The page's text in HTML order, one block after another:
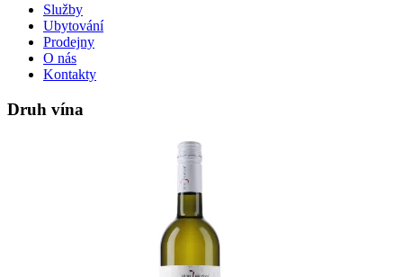
Služby
Ubytování
Prodejny
O nás
Kontakty
Druh vína